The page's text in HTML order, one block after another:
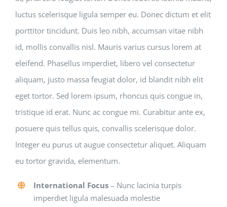
luctus scelerisque ligula semper eu. Donec dictum et elit
porttitor tincidunt. Duis leo nibh, accumsan vitae nibh
id, mollis convallis nisl. Mauris varius cursus lorem at
eleifend. Phasellus imperdiet, libero vel consectetur
aliquam, justo massa feugiat dolor, id blandit nibh elit
eget tortor. Sed lorem ipsum, rhoncus quis congue in,
tristique id erat. Nunc ac congue mi. Curabitur ante ex,
posuere quis tellus quis, convallis scelerisque dolor.
Integer eu purus ut augue consectetur aliquet. Aliquam
eu tortor gravida, elementum.
International Focus – Nunc lacinia turpis
imperdiet ligula malesuada molestie